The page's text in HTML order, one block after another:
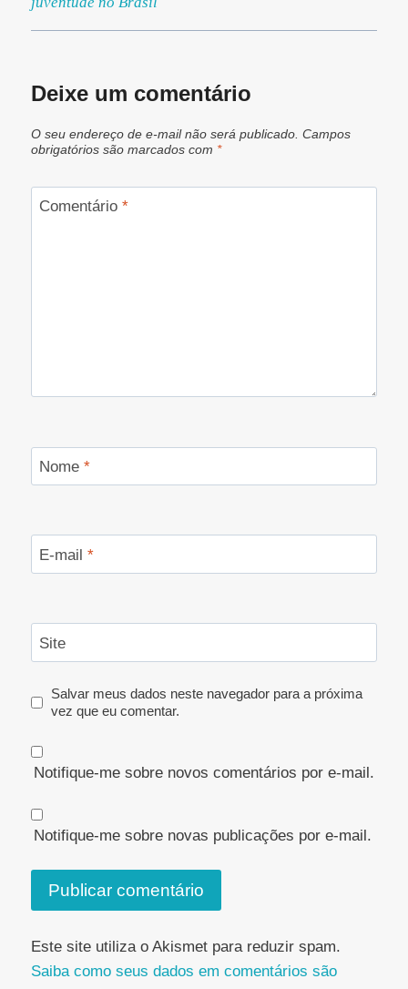
Deixe um comentário
O seu endereço de e-mail não será publicado. Campos
obrigatórios são marcados com *
Comentário *
Nome *
E-mail *
Site
Salvar meus dados neste navegador para a próxima
vez que eu comentar.
Notifique-me sobre novos comentários por e-mail.
Notifique-me sobre novas publicações por e-mail.
Este site utiliza o Akismet para reduzir spam.
Saiba como seus dados em comentários são